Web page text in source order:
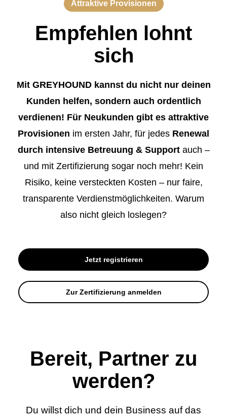
Attraktive Provisionen
Empfehlen lohnt
sich
Mit GREYHOUND kannst du nicht nur deinen
Kunden helfen, sondern auch ordentlich
verdienen! Für Neukunden gibt es attraktive
Provisionen im ersten Jahr, für jedes Renewal
durch intensive Betreuung & Support auch –
und mit Zertifizierung sogar noch mehr! Kein
Risiko, keine versteckten Kosten – nur faire,
transparente Verdienstmöglichkeiten. Warum
also nicht gleich loslegen?
Jetzt registrieren
Zur Zertifizierung anmelden
Bereit, Partner zu
werden?
Du willst dich und dein Business auf das